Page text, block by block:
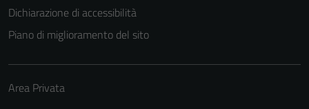
Dichiarazione di accessibilità
Piano di miglioramento del sito
Area Privata